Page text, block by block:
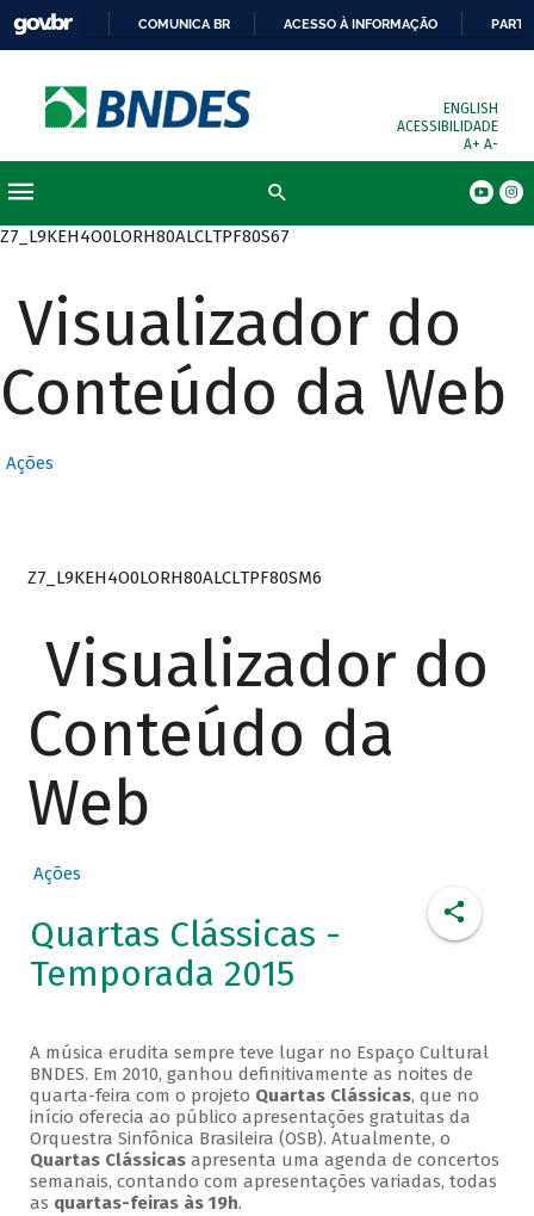
COMUNICA BR ACESSO À INFORMAÇÃO
ENGLISH
ACESSIBILIDADE
A+ A-
Z7_L9KEH4O0LORH80ALCLTPF80S67
Visualizador do
Conteúdo da Web
Ações
Z7_L9KEH4O0LORH80ALCLTPF80SM6
Visualizador do
Conteúdo da
Web
Ações
Quartas Clássicas -
Temporada 2015
A música erudita sempre teve lugar no Espaço Cultural
BNDES. Em 2010, ganhou definitivamente as noites de
quarta-feira com o projeto Quartas Clássicas, que no
início oferecia ao público apresentações gratuitas da
Orquestra Sinfônica Brasileira (OSB). Atualmente, o
Quartas Clássicasapresenta uma agenda de concertos
semanais, contando com apresentações variadas, todas
as quartas-feiras às 19h.